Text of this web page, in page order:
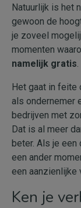
Natuurlijk is het
gewoon de
je zoveel
momenten
namelijk gratis.
Het gaat in feite
als ondernemer
bedrijven met
Dat is al meer
beter. Als je een
een ander
een aanzienlijke
Ken je